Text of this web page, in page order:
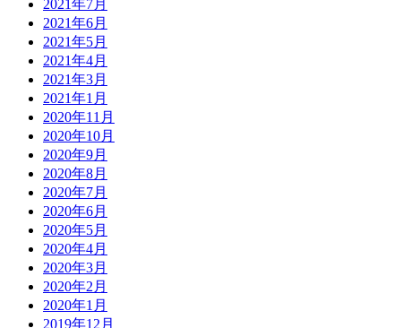
2021年7月
2021年6月
2021年5月
2021年4月
2021年3月
2021年1月
2020年11月
2020年10月
2020年9月
2020年8月
2020年7月
2020年6月
2020年5月
2020年4月
2020年3月
2020年2月
2020年1月
2019年12月